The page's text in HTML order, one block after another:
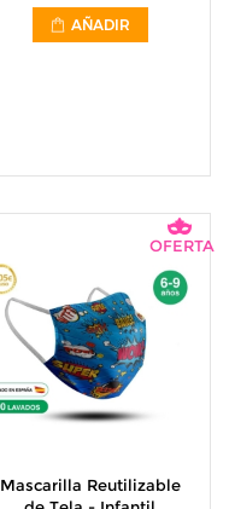
AÑADIR
Mascarilla Reutilizable
OFERTA